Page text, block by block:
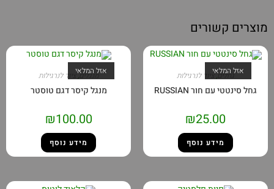
מוצרים קשורים
אזל המלאי
גחלים, ציוד לנרגילות
גחל סינטטי עם חור RUSSIAN
₪25.00
מידע נוסף
אזל המלאי
מנגלים, ציוד לנרגילות
מנגל קיסר דגם טוסטר
₪100.00
מידע נוסף